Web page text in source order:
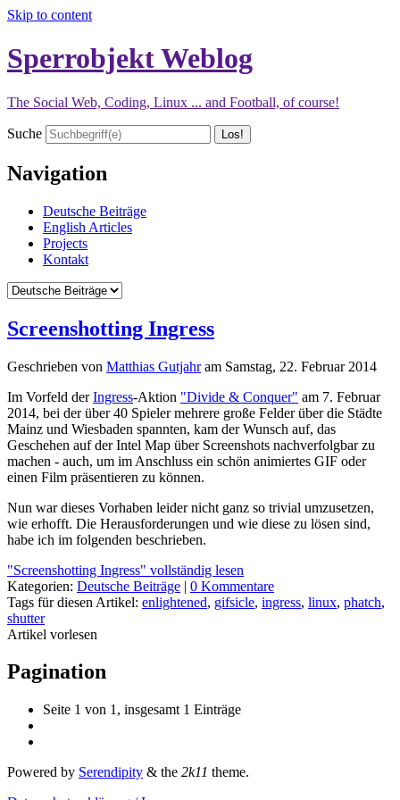
Skip to content
Sperrobjekt Weblog
The Social Web, Coding, Linux ... and Football, of course!
Suche
Navigation
Deutsche Beiträge
English Articles
Projects
Kontakt
Screenshotting Ingress
Geschrieben von Matthias Gutjahram Samstag, 22. Februar 2014
Im Vorfeld derIngress-Aktion "Divide & Conquer" am 7. Februar
2014, bei der über 40 Spieler mehrere große Felder über die Städte
Mainz und Wiesbaden spannten, kam der Wunsch auf, das
Geschehen auf der Intel Map über Screenshots nachverfolgbar zu
machen - auch, um im Anschluss ein schön animiertes GIF oder
einen Film präsentieren zu können.
Nun war dieses Vorhaben leider nicht ganz so trivial umzusetzen,
wie erhofft. Die Herausforderungen und wie diese zu lösen sind,
habe ich im folgenden beschrieben.
"Screenshotting Ingress" vollständig lesen
Kategorien: Deutsche Beiträge | 0 Kommentare
Tags für diesen Artikel: enlightened, gifsicle, ingress, linux, phatch,
shutter
Artikel vorlesen
Pagination
Seite 1 von 1, insgesamt 1 Einträge
Powered by Serendipity & the 2k11 theme.